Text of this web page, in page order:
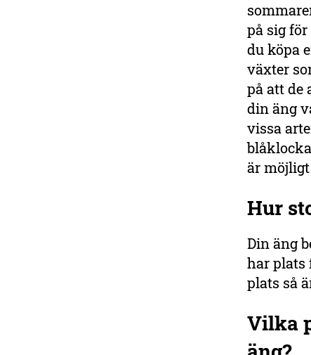
på sig
du köpa
växter
på att de
din äng
vissa
är
Hur
Din äng
har plats
plats så
Vilka